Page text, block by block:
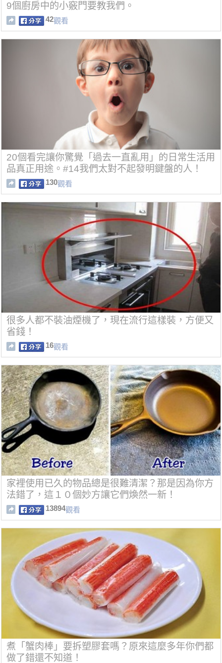
9個廚房中的小竅門要教我們。
42觀看
20個看完讓你驚覺「過去一直亂用」的日常生活用
品真正用途。#14我們太對不起發明鍵盤的人！
130觀看
很多人都不裝油煙機了，現在流行這樣裝，方便又
省錢！
16觀看
家裡使用已久的物品總是很難清潔？那是因為你方
法錯了，這１０個妙方讓它們煥然一新！
13894觀看
煮「蟹肉棒」要拆塑膠套嗎？原來這麼多年你們都
做了錯還不知道！